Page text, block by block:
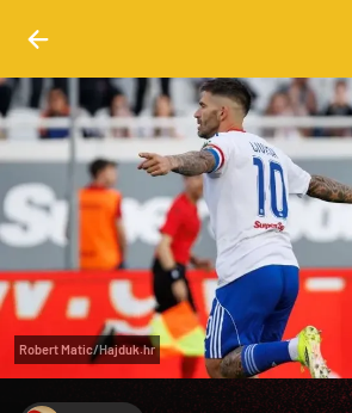
Robert Matic/Hajduk.hr